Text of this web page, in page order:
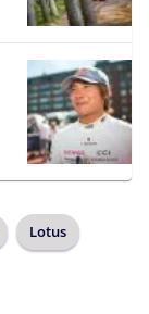
Lotus